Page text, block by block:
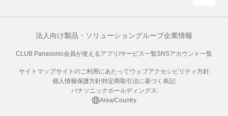
法人向け製品・ソリューショングループ企業情報
CLUB Panasonic会員が使えるアプリ/サービス一覧SNSアカウント一覧
サイトマップサイトのご利用にあたって ウェブアクセシビリティ方針
個人情報保護方針特定商取引法に基づく表記
パナソニックホールディングス
Area/Country